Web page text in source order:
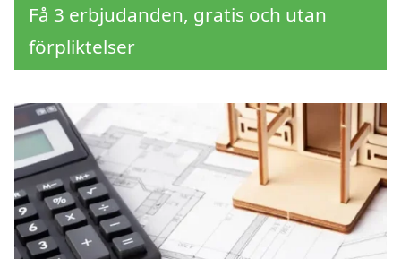
Få 3 erbjudanden, gratis och utan
förpliktelser